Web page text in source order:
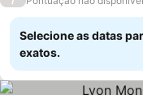
Selecione as datas
exatos.